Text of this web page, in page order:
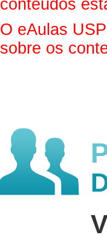
conteúdos
O eAulas
sobre os